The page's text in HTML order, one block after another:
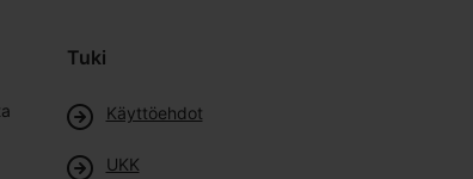
Tuki
Käyttöehdot
UKK